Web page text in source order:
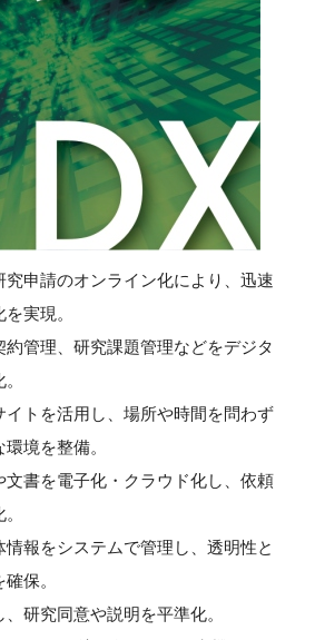
究申請のオンライン化により、迅速
実現。
約管理、研究課題管理などをデジタ
イトを活用し、場所や時間を問わず
境を整備。
文書を電子化・クラウド化し、依頼
情報をシステムで管理し、透明性と
保。
、研究同意や説明を平準化。